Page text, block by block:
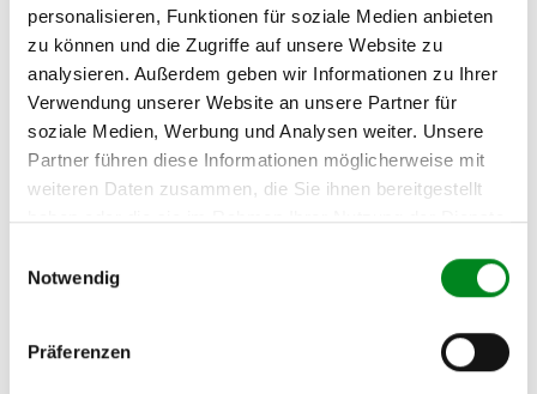
personalisieren, Funktionen für soziale Medien anbieten
zu können und die Zugriffe auf unsere Website zu
analysieren. Außerdem geben wir Informationen zu Ihrer
Verwendung unserer Website an unsere Partner für
soziale Medien, Werbung und Analysen weiter. Unsere
Partner führen diese Informationen möglicherweise mit
weiteren Daten zusammen, die Sie ihnen bereitgestellt
haben oder die sie im Rahmen Ihrer Nutzung der Dienste
Notwendig
Präferenzen
VOLKSWAGEN PASSAT
(3B2) 2.0
VOLKSWAGEN PASSAT
(3B2) 2.3 VR5
VOLKSWAGEN PASSAT
(3B2) 2.8 V6
VOLKSWAGEN PASSAT
VOLKSWAGEN PASSAT
VOLKSWAGEN PASSAT